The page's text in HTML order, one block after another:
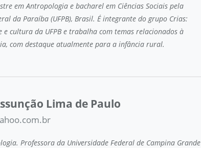
em Antropologia e bacharel em Ciências Sociais pela
da Paraíba (UFPB), Brasil. É integrante do grupo Crias:
e cultura da UFPB e trabalha com temas relacionados à
com destaque atualmente para a infância rural.
Lima de Paulo
Professora da Universidade Federal de Campina Grande